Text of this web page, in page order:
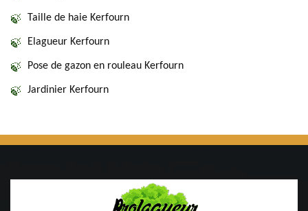
Taille de haie Kerfourn
Elagueur Kerfourn
Pose de gazon en rouleau Kerfourn
Jardinier Kerfourn